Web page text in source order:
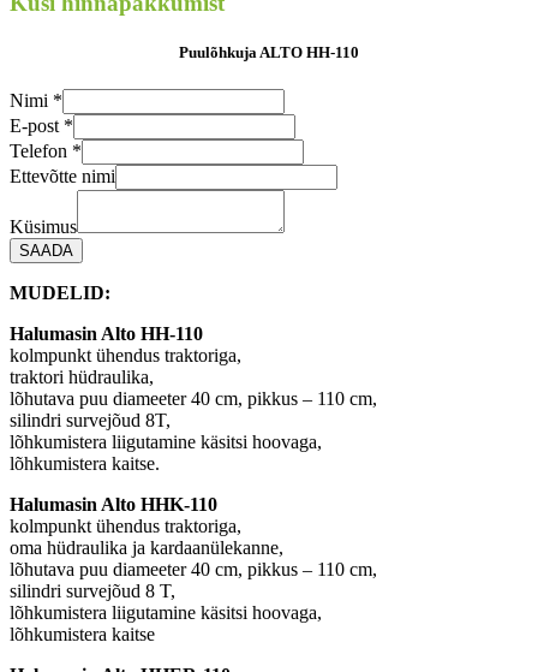
Puulõhkuja ALTO HH-110
Nimi *
E-post *
Küsimus
Telefon
Telefon *
Ettevõtte nimi
Küsimus
SAADA
MUDELID:
Halumasin Alto HH-110
kolmpunkt ühendus traktoriga,
traktori hüdraulika,
lõhutava puu diameeter 40 cm, pikkus – 110 cm,
silindri survejõud 8T,
lõhkumistera liigutamine käsitsi hoovaga,
lõhkumistera kaitse.
Halumasin Alto HHK-110
kolmpunkt ühendus traktoriga,
oma hüdraulika ja kardaanülekanne,
lõhutava puu diameeter 40 cm, pikkus – 110 cm,
silindri survejõud 8 T,
lõhkumistera liigutamine käsitsi hoovaga,
lõhkumistera kaitse